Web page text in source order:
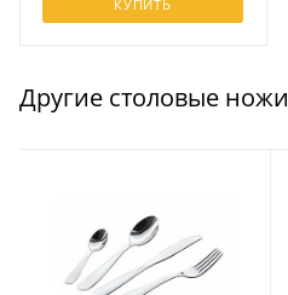
КУПИТЬ
Другие столовые ножи